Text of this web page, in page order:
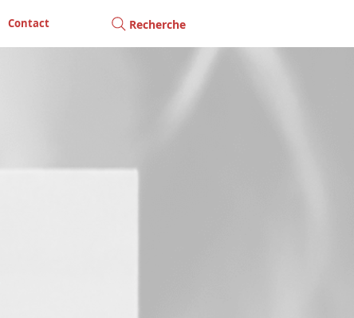
Contact Recherche